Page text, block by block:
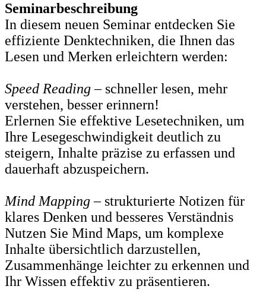
Seminarbeschreibung
In diesem neuen Seminar entdecken Sie
effiziente Denktechniken, die Ihnen das
Lesen und Merken erleichtern werden:
Speed Reading– schneller lesen, mehr
verstehen, besser erinnern!
Erlernen Sie effektive Lesetechniken, um
Ihre Lesegeschwindigkeit deutlich zu
steigern, Inhalte präzise zu erfassen und
dauerhaft abzuspeichern.
Mind Mapping– strukturierte Notizen für
klares Denken und besseres Verständnis
Nutzen Sie Mind Maps, um komplexe
Inhalte übersichtlich darzustellen,
Zusammenhänge leichter zu erkennen und
Ihr Wissen effektiv zu präsentieren.